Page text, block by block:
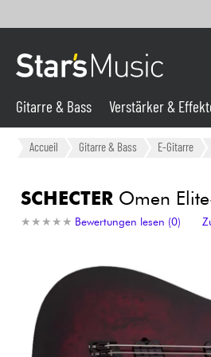
Gitarre & Bass
Synths & samplers
Licht
Violinen & Quartett
Gitarre & Bass Verstärker &
Accueil Gitarre & Bass E-Gitarre
SCHECTEROmen
★ ★ ★ ★ ★
★ ★ ★ ★ ★ Bewertungen lesen (0)